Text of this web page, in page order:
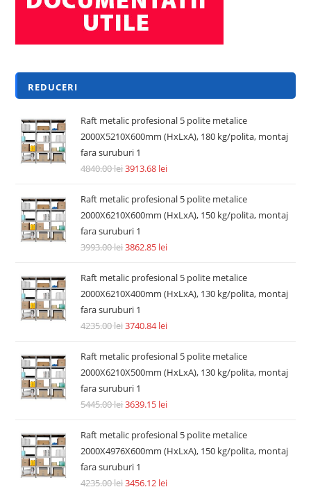
REDUCERI
Raft metalic profesional 5 polite metalice
2000X5210X600mm (HxLxA), 180 kg/polita, montaj
fara suruburi 1
4840.00lei3913.68 lei
Raft metalic profesional 5 polite metalice
2000X6210X600mm (HxLxA), 150 kg/polita, montaj
fara suruburi 1
3993.00lei3862.85 lei
Raft metalic profesional 5 polite metalice
2000X6210X400mm (HxLxA), 130 kg/polita, montaj
fara suruburi 1
4235.00lei3740.84lei
Raft metalic profesional 5 polite metalice
2000X6210X500mm (HxLxA), 130 kg/polita, montaj
fara suruburi 1
5445.00lei3639.15 lei
Raft metalic profesional 5 polite metalice
2000X4976X600mm (HxLxA), 150 kg/polita, montaj
fara suruburi 1
4235.00lei3456.12 lei